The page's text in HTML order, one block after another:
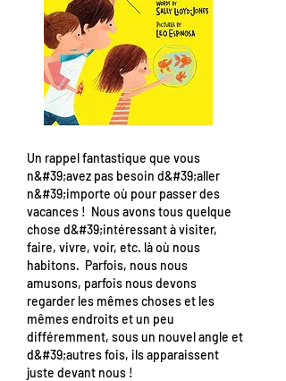
Un rappel fantastique que vous
n&#39;avez pas besoin d&#39;aller
n&#39;importe où pour passer des
vacances ! Nous avons tous quelque
chose d&#39;intéressant à visiter,
faire, vivre, voir, etc. là où nous
habitons. Parfois, nous nous
amusons, parfois nous devons
regarder les mêmes choses et les
mêmes endroits et un peu
différemment, sous un nouvel angle et
d&#39;autres fois, ils apparaissent
juste devant nous !